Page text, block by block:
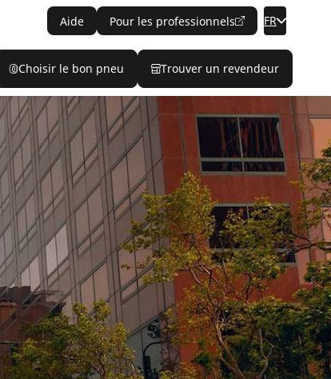
Aide Pour les professionnels FR
Choisir le bon pneu Trouver un revendeur